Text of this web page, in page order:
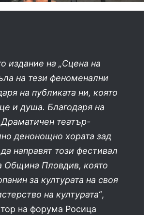
издание на „Сцена на
на тези феноменални
на публиката ни, която
и душа. Благодаря на
театър-
денонощно хората зад
направят този фестивал
Община Пловдив, която
за културата на своя
на културата“,
на форума Росица